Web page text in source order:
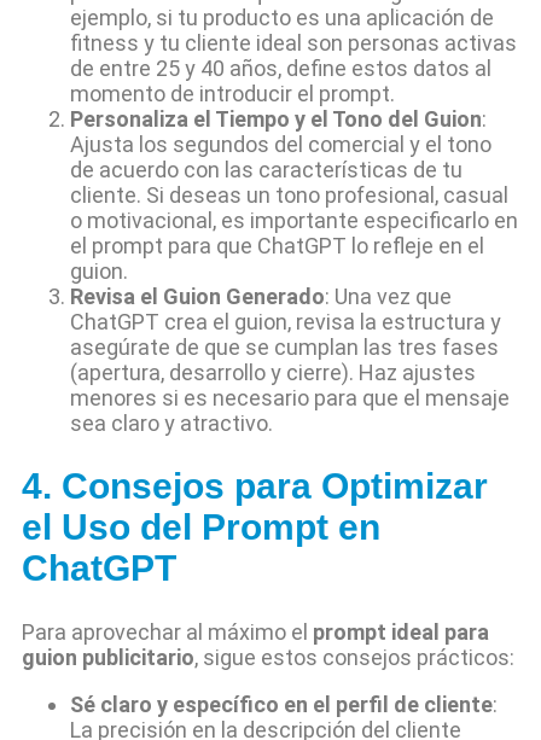
ejemplo, si tu producto es una aplicación de
fitness y tu cliente ideal son personas activas
de entre 25 y 40 años, define estos datos al
momento de introducir el prompt.
Personaliza el Tiempo y el Tono del Guion:
Ajusta los segundos del comercial y el tono
de acuerdo con las características de tu
cliente. Si deseas un tono profesional, casual
o motivacional, es importante especificarlo en
el prompt para que ChatGPT lo refleje en el
guion.
Revisa el Guion Generado: Una vez que
ChatGPT crea el guion, revisa la estructura y
asegúrate de que se cumplan las tres fases
(apertura, desarrollo y cierre). Haz ajustes
menores si es necesario para que el mensaje
sea claro y atractivo.
4. Consejos para Optimizar
el Uso del Prompt en
ChatGPT
Para aprovechar al máximo el prompt ideal para
guion publicitario, sigue estos consejos prácticos:
Sé claro y específico en el perfil de cliente:
La precisión en la descripción del cliente